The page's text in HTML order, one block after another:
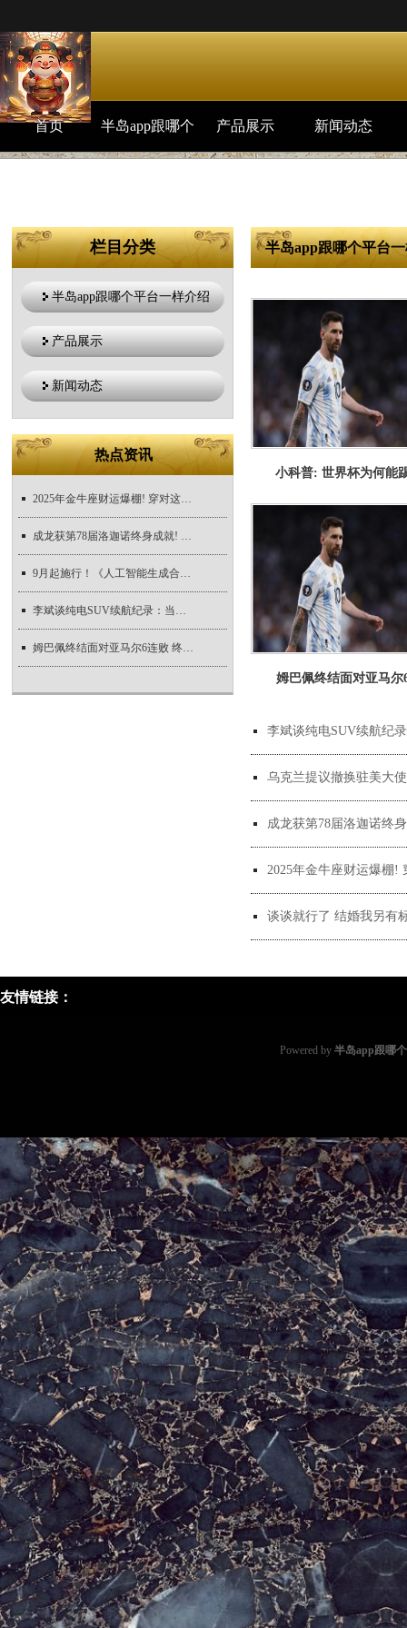
首页 半岛app跟哪个 产品展示 新闻动态
栏目分类
半岛app跟哪个平台一样介绍
产品展示
新闻动态
热点资讯
2025年金牛座财运爆棚! 穿对这几种颜色, 财富
成龙获第78届洛迦诺终身成就! 8月9日举行颁奖
9月起施行！《人工智能生成合成内容标识办法
李斌谈纯电SUV续航纪录：当我们150度电不存在
姆巴佩终结面对亚马尔6连败 终拿下两人对战
半岛app跟哪个平台
小科普: 世界杯为何能
姆巴佩终结面对亚马尔
李斌谈纯电SUV续航纪
乌克兰提议撤换驻美大
成龙获第78届洛迦诺终
2025年金牛座财运爆棚!
谈谈就行了 结婚我另有
友情链接：
Powered by 半岛app跟哪